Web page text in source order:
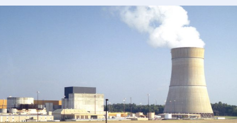
水力原子力还将扩大生产范
射治疗系统IDENTIFY。亚洲大学医
院表示，该院是韩国首...